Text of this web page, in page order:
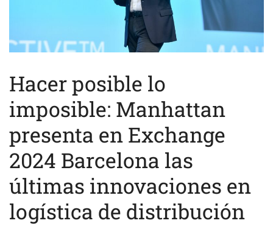
Hacer posible lo
imposible: Manhattan
presenta en Exchange
2024 Barcelona las
últimas innovaciones en
logística de distribución